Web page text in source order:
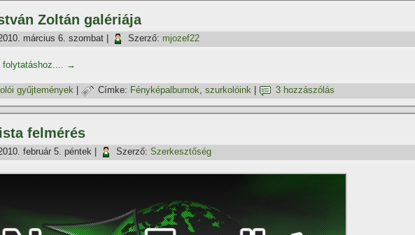
Zoltán galériája
március 6. szombat Szerző: mjozef22
folytatáshoz.... →
gyűjtemények Címke: Fényképalbumok, szurkolóink 3 hozzászólás
felmérés
február 5. péntek Szerző: Szerkesztőség